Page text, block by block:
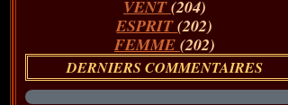
VENT(204)
ESPRIT(202)
FEMME (202)
DERNIERS COMMENTAIRES